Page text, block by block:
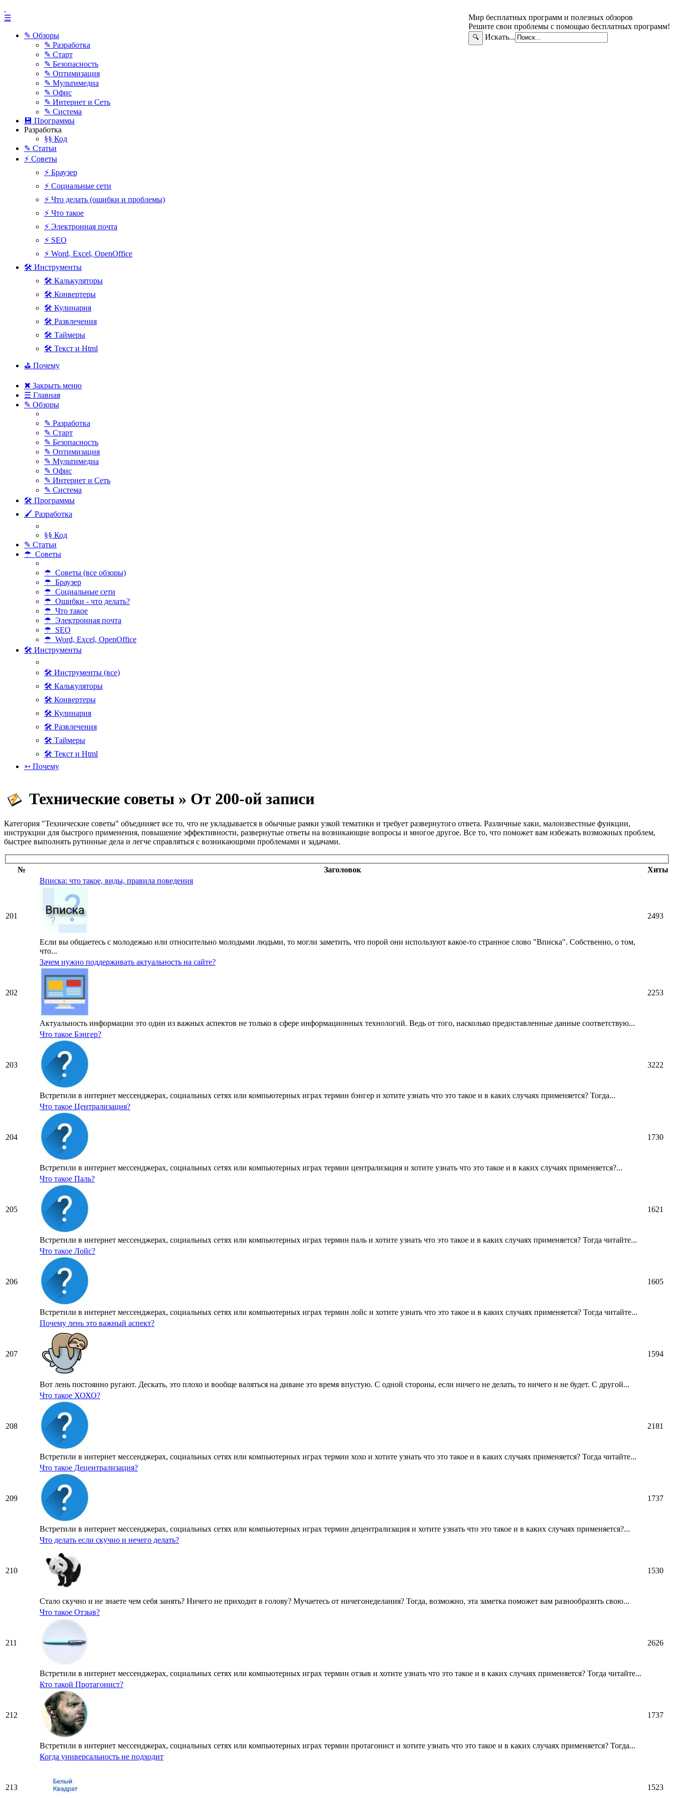
Мир бесплатных программ и полезных обзоров
Решите свои проблемы с помощью бесплатных программ!
🔍 Искать...
☰
✎ Обзоры
✎ Разработка
✎ Старт
✎ Безопасность
✎ Оптимизация
✎ Мультимедиа
✎ Офис
✎ Интернет и Сеть
✎ Система
💾 Программы
Разработка
§§ Код
✎ Статьи
⚡ Советы
⚡ Браузер
⚡ Социальные сети
⚡ Что делать (ошибки и проблемы)
⚡ Что такое
⚡ Электронная почта
⚡ SEO
⚡ Word, Excel, OpenOffice
🛠 Инструменты
🛠 Калькуляторы
🛠 Конвертеры
🛠 Кулинария
🛠 Развлечения
🛠 Таймеры
🛠 Текст и Html
⛳ Почему
✖ Закрыть меню
☰ Главная
✎ Обзоры
✎ Разработка
✎ Старт
✎ Безопасность
✎ Оптимизация
✎ Мультимедиа
✎ Офис
✎ Интернет и Сеть
✎ Система
🛠 Программы
🖌 Разработка
§§ Код
✎ Статьи
☂ Советы
☂ Советы (все обзоры)
☂ Браузер
☂ Социальные сети
☂ Ошибки - что делать?
☂ Что такое
☂ Электронная почта
☂ SEO
☂ Word, Excel, OpenOffice
🛠 Инструменты
🛠 Инструменты (все)
🛠 Калькуляторы
🛠 Конвертеры
🛠 Кулинария
🛠 Развлечения
🛠 Таймеры
🛠 Текст и Html
➳ Почему
Технические советы » От 200-ой записи
Категория "Технические советы" объединяет все то, что не укладывается в обычные рамки узкой тематики и требует развернутого ответа. Различные хаки, малоизвестные функции,
инструкции для быстрого применения, повышение эффективности, развернутые ответы на возникающие вопросы и многое другое. Все то, что поможет вам избежать возможных проблем,
быстрее выполнять рутинные дела и легче справляться с возникающими проблемами и задачами.
№ Заголовок Хиты
201
Вписка: что такое, виды, правила поведения
Если вы общаетесь с молодежью или относительно молодыми людьми, то могли заметить, что порой они используют какое-то странное слово "Вписка". Собственно, о том,
что...
2493
202
Зачем нужно поддерживать актуальность на сайте?
Актуальность информации это один из важных аспектов не только в сфере информационных технологий. Ведь от того, насколько предоставленные данные соответствую...
2253
203
Что такое Бэнгер?
Встретили в интернет мессенджерах, социальных сетях или компьютерных играх термин бэнгер и хотите узнать что это такое и в каких случаях применяется? Тогда...
3222
204
Что такое Централизация?
Встретили в интернет мессенджерах, социальных сетях или компьютерных играх термин централизация и хотите узнать что это такое и в каких случаях применяется?...
1730
205
Что такое Паль?
Встретили в интернет мессенджерах, социальных сетях или компьютерных играх термин паль и хотите узнать что это такое и в каких случаях применяется? Тогда читайте...
1621
206
Что такое Лойс?
Встретили в интернет мессенджерах, социальных сетях или компьютерных играх термин лойс и хотите узнать что это такое и в каких случаях применяется? Тогда читайте...
1605
207
Почему лень это важный аспект?
Вот лень постоянно ругают. Дескать, это плохо и вообще валяться на диване это время впустую. С одной стороны, если ничего не делать, то ничего и не будет. С другой...
1594
208
Что такое ХОХО?
Встретили в интернет мессенджерах, социальных сетях или компьютерных играх термин хохо и хотите узнать что это такое и в каких случаях применяется? Тогда читайте...
2181
209
Что такое Децентрализация?
Встретили в интернет мессенджерах, социальных сетях или компьютерных играх термин децентрализация и хотите узнать что это такое и в каких случаях применяется?...
1737
210
Что делать если скучно и нечего делать?
Стало скучно и не знаете чем себя занять? Ничего не приходит в голову? Мучаетесь от ничегонеделания? Тогда, возможно, эта заметка поможет вам разнообразить свою...
1530
211
Что такое Отзыв?
Встретили в интернет мессенджерах, социальных сетях или компьютерных играх термин отзыв и хотите узнать что это такое и в каких случаях применяется? Тогда читайте...
2626
212
Кто такой Протагонист?
Встретили в интернет мессенджерах, социальных сетях или компьютерных играх термин протагонист и хотите узнать что это такое и в каких случаях применяется? Тогда...
1737
213
Когда универсальность не подходит
1523